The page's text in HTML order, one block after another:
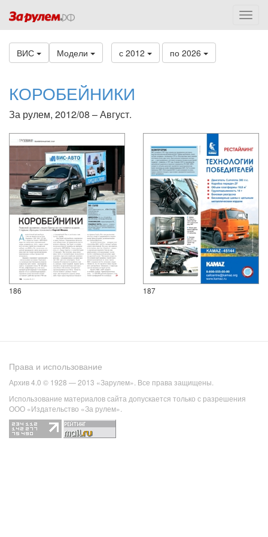
ВИС Модели с 2012 по 2026
КОРОБЕЙНИКИ
За рулем, 2012/08 – Август.
186 187
Права и использование
Архив 4.0 © 1928 — 2013 «Зарулем». Все права защищены.
Использование материалов сайта допускается только с разрешения
ООО «Издательство «За рулем».